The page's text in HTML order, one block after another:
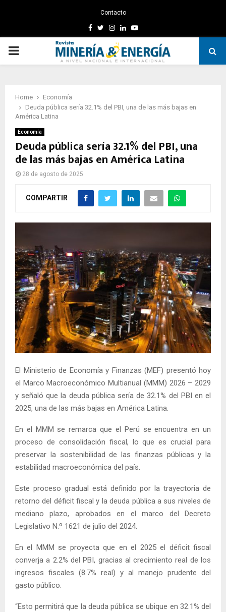
Contacto
Facebook
TwitterInstagram
LinkedinYoutube
PRIMARY
Home
Economía
Deuda pública sería 32.1% del PBI, una de las más bajas en
América Latina
Economía
Deuda pública sería 32.1% del PBI, una
de las más bajas en América Latina
28 de agosto de 2025
COMPARTIR
El Ministerio de Economía y Finanzas (MEF) presentó hoy
el Marco Macroeconómico Multianual (MMM) 2026 – 2029
y señaló que la deuda pública sería de 32.1% del PBI en el
2025, una de las más bajas en América Latina.
En el MMM se remarca que el Perú se encuentra en un
proceso de consolidación fiscal, lo que es crucial para
preservar la sostenibilidad de las finanzas públicas y la
estabilidad macroeconómica del país.
Este proceso gradual está definido por la trayectoria de
retorno del déficit fiscal y la deuda pública a sus niveles de
mediano plazo, aprobados en el marco del Decreto
Legislativo N.º 1621 de julio del 2024.
En el MMM se proyecta que en el 2025 el déficit fiscal
converja a 2.2% del PBI, gracias al crecimiento real de los
ingresos fiscales (8.7% real) y al manejo prudente del
gasto público.
“Esto permitirá que la deuda pública se ubique en 32.1% del